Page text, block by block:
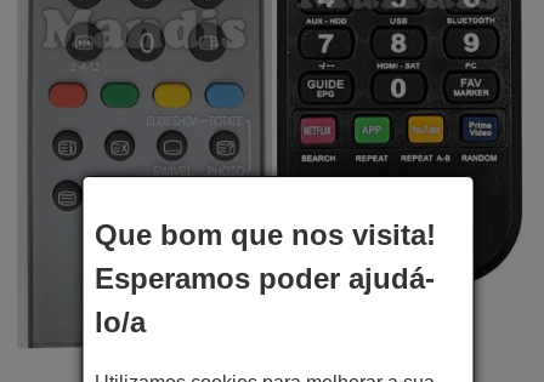
Que bom que nos visita!
Esperamos poder ajudá-
lo/a